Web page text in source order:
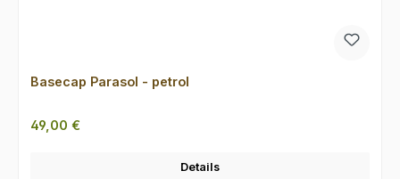
Basecap Parasol - petrol
Regulärer Preis:
49,00 €
Details